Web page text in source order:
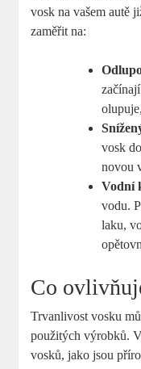
vosk na vašem autě
zaměřit na:
vosk
novou
Vodní
vodu.
laku,
Co
Trvanlivost vosku⁤
použitých výrobků.
‌vosků, jako jsou